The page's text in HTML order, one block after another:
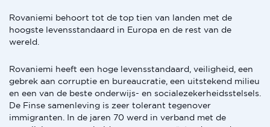
Rovaniemi behoort tot de top tien van landen met de
hoogste levensstandaard in Europa en de rest van de
wereld.
Rovaniemi heeft een hoge levensstandaard, veiligheid, een
gebrek aan corruptie en bureaucratie, een uitstekend milieu
en een van de beste onderwijs- en socialezekerheidsstelsels.
De Finse samenleving is zeer tolerant tegenover
immigranten. In de jaren 70 werd in verband met de